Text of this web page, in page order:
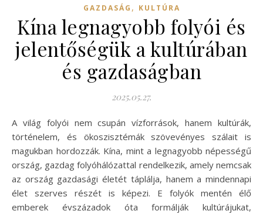
GAZDASÁG , KULTÚRA
Kína legnagyobb folyói és
jelentőségük a kultúrában
és gazdaságban
2025.05.27.
A világ folyói nem csupán vízforrások, hanem kultúrák,
történelem, és ökoszisztémák szövevényes szálait is
magukban hordozzák. Kína, mint a legnagyobb népességű
ország, gazdag folyóhálózattal rendelkezik, amely nemcsak
az ország gazdasági életét táplálja, hanem a mindennapi
élet szerves részét is képezi. E folyók mentén élő
emberek évszázadok óta formálják kultúrájukat,